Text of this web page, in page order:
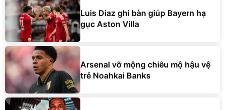
Luis Diaz ghi bàn giúp Bayern hạ
gục Aston Villa
Arsenal vỡ mộng chiêu mộ hậu vệ
trẻ Noahkai Banks